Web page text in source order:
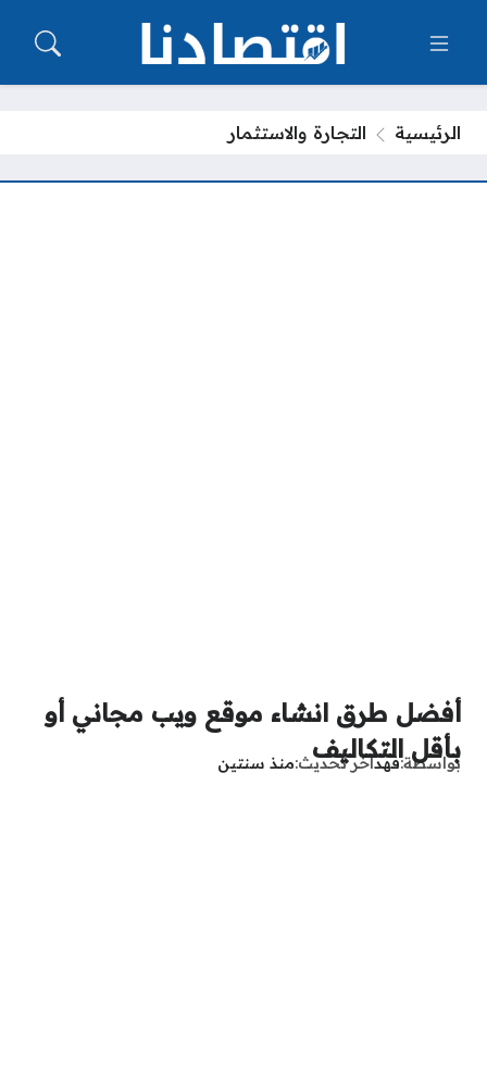
الرئيسية التجارة والاستثمار
أفضل طرق انشاء موقع ويب مجاني أو
بأقل التكاليف
بواسطةفهدآخر تحديث منذ سنتين